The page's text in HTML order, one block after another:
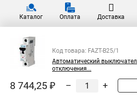
Каталог Оплата Доставка
Код товара: FAZT-B25/1
Автоматический
отключения...
8 744,25 ₽ – +